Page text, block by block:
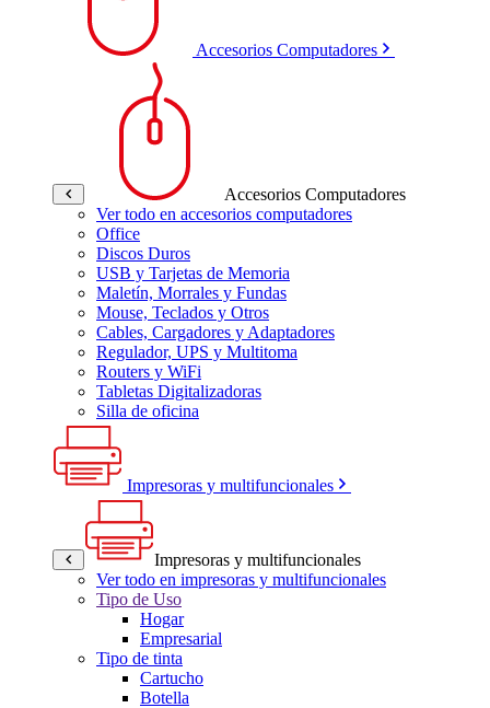
Accesorios Computadores
Accesorios Computadores
Ver todo en accesorios computadores
Office
Discos Duros
USB y Tarjetas de Memoria
Maletín, Morrales y Fundas
Mouse, Teclados y Otros
Cables, Cargadores y Adaptadores
Regulador, UPS y Multitoma
Routers y WiFi
Tabletas Digitalizadoras
Silla de oficina
Impresoras y multifuncionales
Impresoras y multifuncionales
Ver todo en impresoras y multifuncionales
Tipo de Uso
Hogar
Empresarial
Tipo de tinta
Cartucho
Botella